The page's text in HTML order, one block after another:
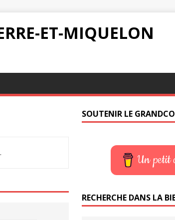
ET-MIQUELON
SOUTENIR LE
Un petit
RECHERCHE DANS LA